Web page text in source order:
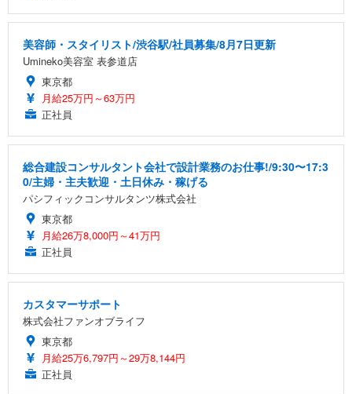
美容師・スタイリスト/渋谷駅/社員募集/8月7日更新
Umineko美容室 表参道店
東京都
月給25万円～63万円
正社員
総合建設コンサルタント会社で設計業務のお仕事!/9:30〜17:3
0/主婦・主夫歓迎・土日休み・稼げる
パシフィックコンサルタンツ株式会社
東京都
月給26万8,000円～41万円
正社員
カスタマーサポート
株式会社ファンオブライフ
東京都
月給25万6,797円～29万8,144円
正社員